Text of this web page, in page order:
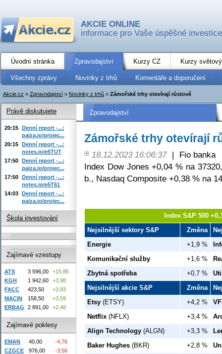
AKCIE ONLINE
informace pro Vaše úspěšné investice
Úvodní stránka Zpravodajství Kurzy CZ Kurzy
Všechny zprávy Novinky z trhů Komentáře a doporučení
Akcie.cz » Zpravodajství » Novinky z trhů » Zámořské trhy otevírají růstově
Zpravodajství
Zámořské trhy otevírají
18.12.2023 16:06:37 |
Fio banka
Index Dow Jones +0,04 % na
b., Nasdaq Composite +0,38 % na
Index S&P 500
Nejsilnější sektory S&P
Změna
Energie
+1,9 %
Komunikační služby
+1,6 %
Zbytná spotřeba
+0,7 %
Nejsilnější akcie S&P
Změna
Etsy (ETSY) +4,2 %
Netflix (NFLX) +3,4 %
Align Technology (ALGN) +3,3 %
Baker Hughes (BKR) +2,8 %
Právě diskutujete
20:15 Denní report -...:
paiza.io/projec...
20:15 Denní report -...:
notes.io/e5TUT
17:50 Denní report -...:
paiza.io/projec...
17:50 Denní report -...:
notes.io/e5T61
14:03 Denní report -...:
paiza.io/projec...
Škola investování
Zajímavé vzestupy
ATS 3 596,00
+15,85
KGH
1 942,60
+3,98
FACC
423,50
+3,93
MACIN
158,50
+3,59
ERBAG
2 891,00 +2,48
Zajímavé poklesy
EMAN 40,00
-4,76
CZGCE
976,00
-3,56